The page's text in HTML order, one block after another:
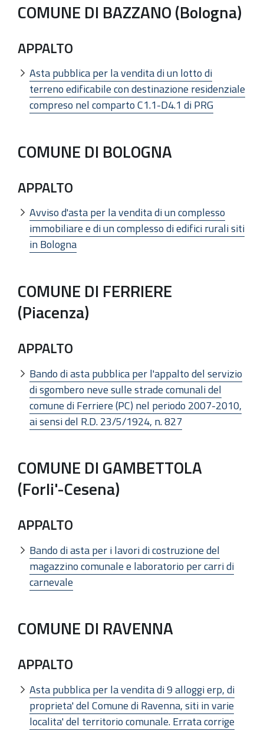
COMUNE DI BAZZANO (Bologna)
APPALTO
Asta pubblica per la vendita di un lotto di
terreno edificabile con destinazione residenziale
compreso nel comparto C1.1-D4.1 di PRG
COMUNE DI BOLOGNA
APPALTO
Avviso d'asta per la vendita di un complesso
immobiliare e di un complesso di edifici rurali siti
in Bologna
COMUNE DI FERRIERE
(Piacenza)
APPALTO
Bando di asta pubblica per l'appalto del servizio
di sgombero neve sulle strade comunali del
comune di Ferriere (PC) nel periodo 2007-2010,
ai sensi del R.D. 23/5/1924, n. 827
COMUNE DI GAMBETTOLA
(Forli'-Cesena)
APPALTO
Bando di asta per i lavori di costruzione del
magazzino comunale e laboratorio per carri di
carnevale
COMUNE DI RAVENNA
APPALTO
Asta pubblica per la vendita di 9 alloggi erp, di
proprieta' del Comune di Ravenna, siti in varie
localita' del territorio comunale. Errata corrige